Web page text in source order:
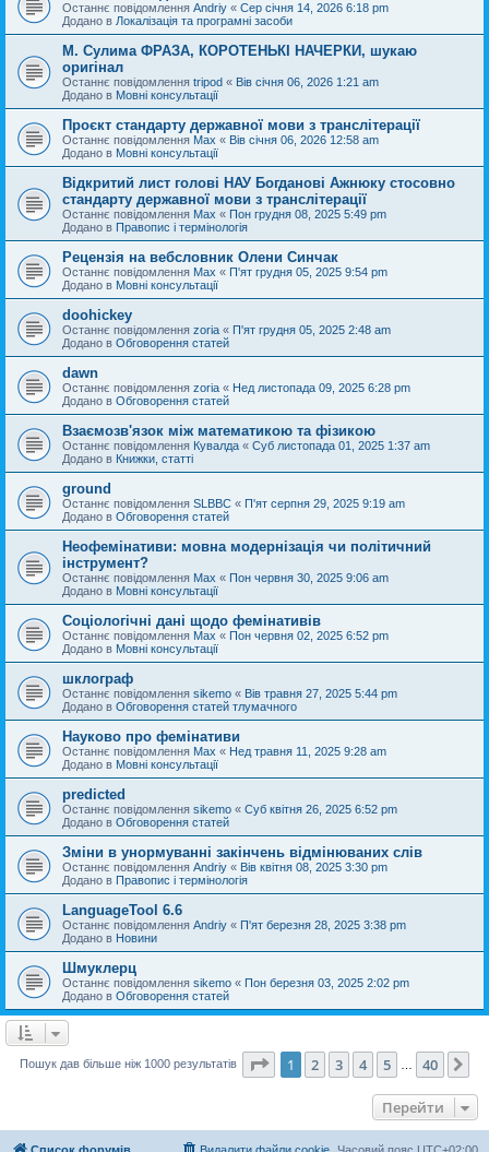
Останнє повідомлення Andriy « Сер січня 14, 2026 6:18 pm
Додано в Локалізація та програмні засоби
М. Сулима ФРАЗА, КОРОТЕНЬКІ НАЧЕРКИ, шукаю
оригінал
Останнє повідомлення tripod « Вів січня 06, 2026 1:21 am
Додано в Мовні консультації
Проєкт стандарту державної мови з транслітерації
Останнє повідомлення Max « Вів січня 06, 2026 12:58 am
Додано в Мовні консультації
Відкритий лист голові НАУ Богданові Ажнюку стосовно
стандарту державної мови з транслітерації
Останнє повідомлення Max « Пон грудня 08, 2025 5:49 pm
Додано в Правопис і термінологія
Рецензія на вебсловник Олени Синчак
Останнє повідомлення Max « П'ят грудня 05, 2025 9:54 pm
Додано в Мовні консультації
doohickey
Останнє повідомлення zoria « П'ят грудня 05, 2025 2:48 am
Додано в Обговорення статей
dawn
Останнє повідомлення zoria « Нед листопада 09, 2025 6:28 pm
Додано в Обговорення статей
Взаємозв'язок між математикою та фізикою
Останнє повідомлення Кувалда « Суб листопада 01, 2025 1:37 am
Додано в Книжки, статті
ground
Останнє повідомлення SLBBC « П'ят серпня 29, 2025 9:19 am
Додано в Обговорення статей
Неофемінативи: мовна модернізація чи політичний
інструмент?
Останнє повідомлення Max « Пон червня 30, 2025 9:06 am
Додано в Мовні консультації
Соціологічні дані щодо фемінативів
Останнє повідомлення Max « Пон червня 02, 2025 6:52 pm
Додано в Мовні консультації
шклограф
Останнє повідомлення sikemo « Вів травня 27, 2025 5:44 pm
Додано в Обговорення статей тлумачного
Науково про фемінативи
Останнє повідомлення Max « Нед травня 11, 2025 9:28 am
Додано в Мовні консультації
predicted
Останнє повідомлення sikemo « Суб квітня 26, 2025 6:52 pm
Додано в Обговорення статей
Зміни в унормуванні закінчень відмінюваних слів
Останнє повідомлення Andriy « Вів квітня 08, 2025 3:30 pm
Додано в Правопис і термінологія
LanguageTool 6.6
Останнє повідомлення Andriy « П'ят березня 28, 2025 3:38 pm
Додано в Новини
Шмуклерц
Останнє повідомлення sikemo « Пон березня 03, 2025 2:02 pm
Додано в Обговорення статей
Пошук дав більше ніж 1000 результатів Сторінка 1 40
1 2 3 4 5 40
Перейти
Список форумів Часовий пояс UTC+02:00
Видалити файли cookie